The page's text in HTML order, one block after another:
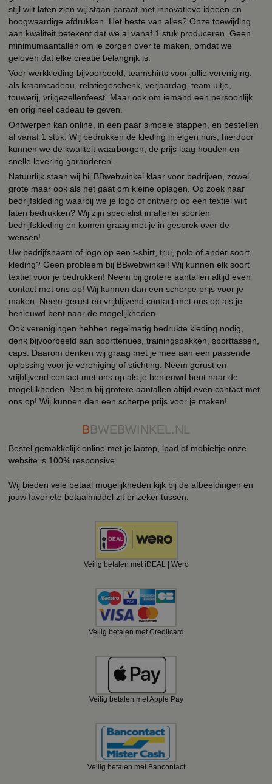
stijl wilt laten zien wij staan paraat met innovatieve ideeën en
hoogwaardige afdrukken. Het beste van alles? Onze toewijding
aan kwaliteit betekent dat we al vanaf 1 stuk produceren. Geen
minimumaantallen om je zorgen over te maken, omdat we
geloven dat elke creatie belangrijk is.
Voor werkkleding bijvoorbeeld, teamshirts voor jullie vereniging,
als kraamcadeau, relatiegeschenk, verjaardag, team uitje,
touwerij, vrijgezellenfeest. Maar ook om iemand een persoonlijk
en origineel cadeau te geven.
Ontwerpen kan online, in een paar simpele stappen, en bestellen
al vanaf 1 stuk. Wij bedrukken de kleding in eigen huis, hierdoor
kunnen we de kwaliteit waarborgen, de prijs laag houden en
snelle levering garanderen.
Natuurlijk staan wij bij BBwebwinkel klaar voor bedrijven, zowel
grote maar ook als het gaat om kleine oplagen. Op zoek naar
bedrijfskleding waarbij we je logo of ontwerp op een textiel wilt
laten bedrukken? Wij zijn specialist in allerlei soorten
bedrijfskleding en komen graag met je in gesprek over de
wensen!
Uw bedrijfsnaam of logo op een t-shirt, trui, polo of ander soort
kleding? Geen probleem bij BBwebwinkel! Wij kunnen elk soort
textiel voor je bedrukken! Neem bij grotere aantallen altijd even
contact met ons op! Wij kunnen dan een scherpe prijs voor je
maken. Neem gerust en vrijblijvend contact met ons op als je
benieuwd bent naar de mogelijkheden.
Ook verenigingen hebben regelmatig bedrukte kleding nodig,
denk bijvoorbeeld aan sporttenues, trainingspakken, sporttassen,
caps. Daarom denken wij graag met je mee aan een passende
oplossing voor je vereniging of stichting. Neem gerust en
vrijblijvend contact met ons op als je benieuwd bent naar de
mogelijkheden. Neem bij grotere aantallen altijd even contact met
ons op! Wij kunnen dan een scherpe prijs voor je maken!
BBWEBWINKEL.NL
Bestel gemakkelijk online met je laptop, ipad of mobieltje onze
website is 100% responsive.
Wij bieden vele betaal mogelijkheden kijk bij de afbeeldingen en
jouw favoriete betaalmiddel zit er zeker tussen.
Veilig betalen met iDEAL | Wero
Veilig betalen met Creditcard
Veilig betalen met Apple Pay
Veilig betalen met Bancontact